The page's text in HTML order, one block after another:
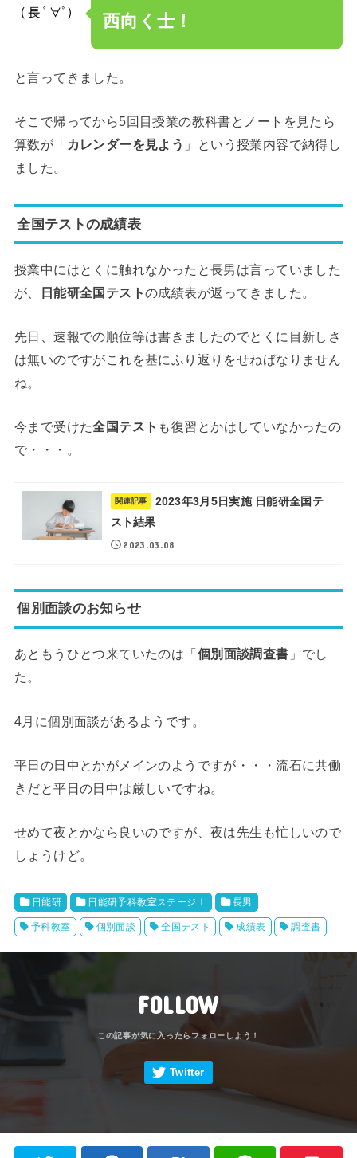
西向く士！
と言ってきました。
そこで帰ってから5回目授業の教科書とノートを見たら
算数が「 カレンダーを見よう 」という授業内容で納得し
ました。
全国テストの成績表
授業中にはとくに触れなかったと長男は言っていました
が、
日能研全国テストの成績表が返ってきました。
先日、速報での順位等は書きましたのでとくに目新しさ
は無いのですがこれを基にふり返りをせねばなりません
ね。
今まで受けた全国テスト も復習とかはしていなかったの
で・・・。
関連記事
2023年3月5日実施 日能研全国テ
スト結果
2023.03.08
個別面談のお知らせ
あともうひとつ来ていたのは「 個別面談調査書 」でし
た。
4月に個別面談があるようです。
平日の日中とかがメインのようですが・・・流石に共働
きだと平日の日中は厳しいですね。
せめて夜とかなら良いのですが、夜は先生も忙しいので
しょうけど。
日能研 日能研予科教室ステージⅠ 長男
予科教室 個別面談 全国テスト 成績表 調査書
FOLLOW